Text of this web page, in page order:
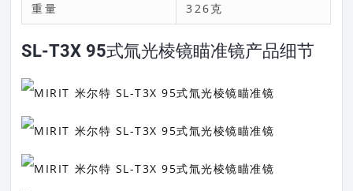
重量 326克
SL-T3X 95式氚光棱镜瞄准镜产品细节